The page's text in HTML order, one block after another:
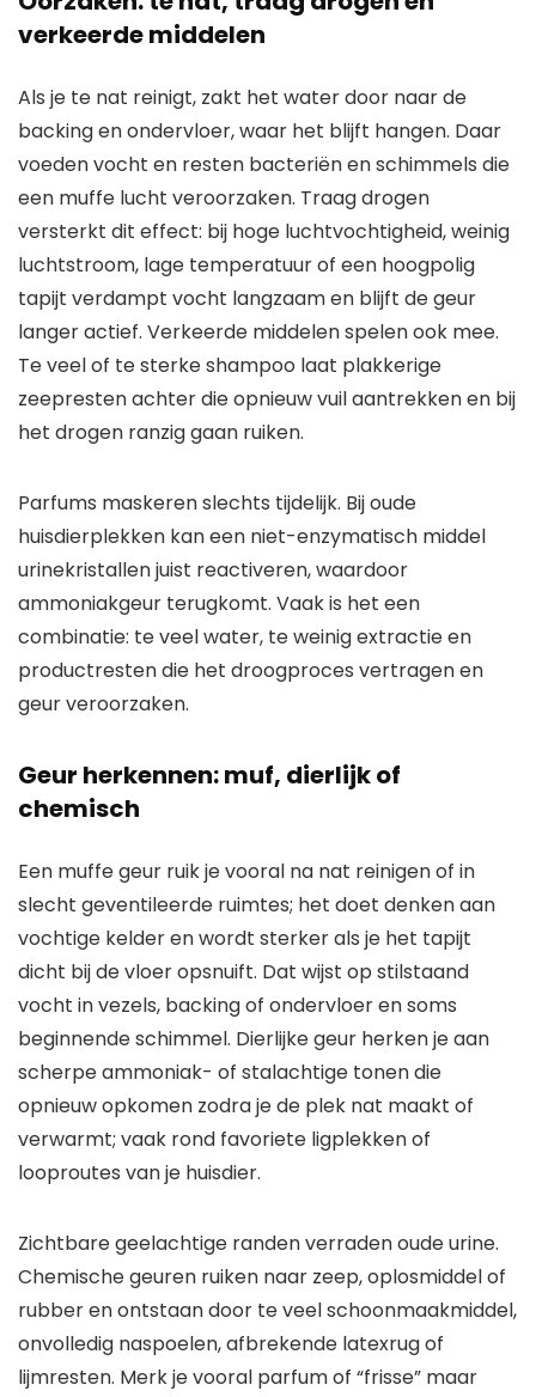
verkeerde middelen
Als je te nat reinigt, zakt het water door naar de
backing en ondervloer, waar het blijft hangen. Daar
voeden vocht en resten bacteriën en schimmels die
een muffe lucht veroorzaken. Traag drogen
versterkt dit effect: bij hoge luchtvochtigheid, weinig
luchtstroom, lage temperatuur of een hoogpolig
tapijt verdampt vocht langzaam en blijft de geur
langer actief. Verkeerde middelen spelen ook mee.
Te veel of te sterke shampoo laat plakkerige
zeepresten achter die opnieuw vuil aantrekken en bij
het drogen ranzig gaan ruiken.
Parfums maskeren slechts tijdelijk. Bij oude
huisdierplekken kan een niet-enzymatisch middel
urinekristallen juist reactiveren, waardoor
ammoniakgeur terugkomt. Vaak is het een
combinatie: te veel water, te weinig extractie en
productresten die het droogproces vertragen en
geur veroorzaken.
Geur herkennen: muf, dierlijk of
chemisch
Een muffe geur ruik je vooral na nat reinigen of in
slecht geventileerde ruimtes; het doet denken aan
vochtige kelder en wordt sterker als je het tapijt
dicht bij de vloer opsnuift. Dat wijst op stilstaand
vocht in vezels, backing of ondervloer en soms
beginnende schimmel. Dierlijke geur herken je aan
scherpe ammoniak- of stalachtige tonen die
opnieuw opkomen zodra je de plek nat maakt of
verwarmt; vaak rond favoriete ligplekken of
looproutes van je huisdier.
Zichtbare geelachtige randen verraden oude urine.
Chemische geuren ruiken naar zeep, oplosmiddel of
rubber en ontstaan door te veel schoonmaakmiddel,
onvolledig naspoelen, afbrekende latexrug of
lijmresten. Merk je vooral parfum of “frisse” maar